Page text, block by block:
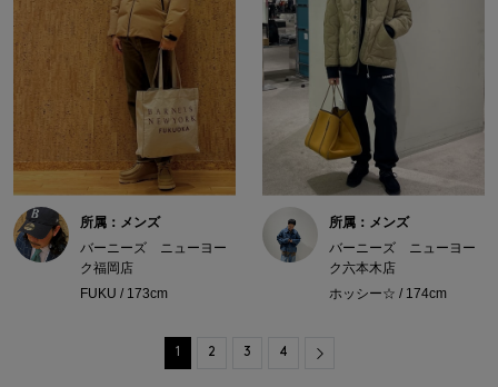
所属：メンズ
バーニーズ ニューヨー
ク福岡店
FUKU / 173cm
所属：メンズ
バーニーズ ニューヨー
ク六本木店
ホッシー☆ / 174cm
1 2 3 4 Next